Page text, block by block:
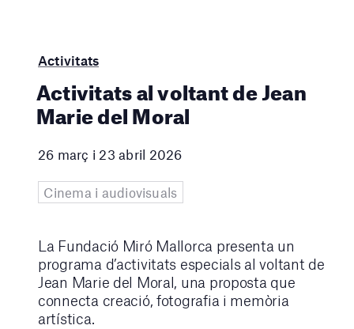
Activitats
Activitats al voltant de Jean
Marie del Moral
26 març i 23 abril 2026
Cinema i audiovisuals
La Fundació Miró Mallorca presenta un
programa d’activitats especials al voltant de
Jean Marie del Moral, una proposta que
connecta creació, fotografia i memòria
artística.